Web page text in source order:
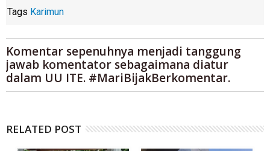
Tags Karimun
Komentar sepenuhnya menjadi tanggung
jawab komentator sebagaimana diatur
dalam UU ITE. #MariBijakBerkomentar.
RELATED POST